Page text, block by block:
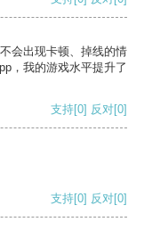
会出现卡顿、掉线的情
，我的游戏水平提升了
支持[0] 反对[0]
支持[0] 反对[0]